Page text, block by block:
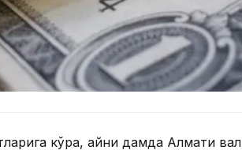
кўра, айни дамда Алмати